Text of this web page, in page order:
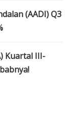
(AADI) Q3
Kuartal III-